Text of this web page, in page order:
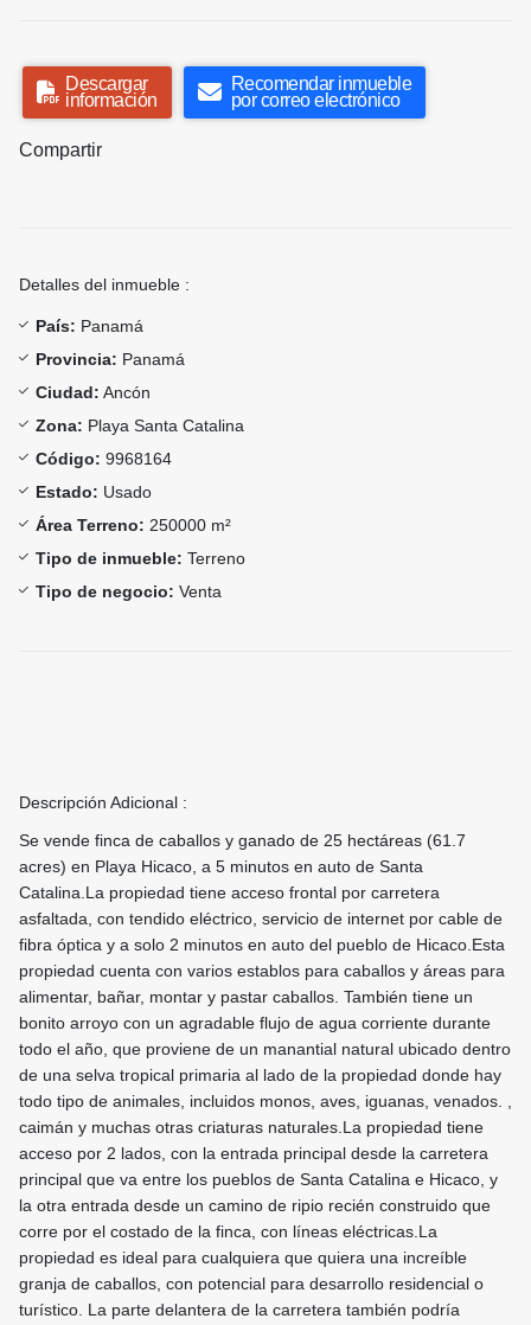
Descargar
información
Recomendar inmueble
por correo electrónico
Compartir
Detalles del inmueble :
País: Panamá
Provincia: Panamá
Ciudad: Ancón
Zona: Playa Santa Catalina
Código: 9968164
Estado: Usado
Área Terreno: 250000 m²
Tipo de inmueble: Terreno
Tipo de negocio: Venta
Descripción Adicional :
Se vende finca de caballos y ganado de 25 hectáreas (61.7
acres) en Playa Hicaco, a 5 minutos en auto de Santa
Catalina.La propiedad tiene acceso frontal por carretera
asfaltada, con tendido eléctrico, servicio de internet por cable de
fibra óptica y a solo 2 minutos en auto del pueblo de Hicaco.Esta
propiedad cuenta con varios establos para caballos y áreas para
alimentar, bañar, montar y pastar caballos. También tiene un
bonito arroyo con un agradable flujo de agua corriente durante
todo el año, que proviene de un manantial natural ubicado dentro
de una selva tropical primaria al lado de la propiedad donde hay
todo tipo de animales, incluidos monos, aves, iguanas, venados. ,
caimán y muchas otras criaturas naturales.La propiedad tiene
acceso por 2 lados, con la entrada principal desde la carretera
principal que va entre los pueblos de Santa Catalina e Hicaco, y
la otra entrada desde un camino de ripio recién construido que
corre por el costado de la finca, con líneas eléctricas.La
propiedad es ideal para cualquiera que quiera una increíble
granja de caballos, con potencial para desarrollo residencial o
turístico. La parte delantera de la carretera también podría